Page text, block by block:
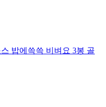
밥에쓱쓱 비벼요 3봉 골